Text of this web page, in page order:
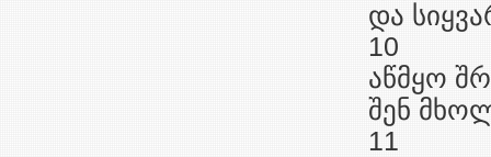
და
10
აწმყო
შენ
11